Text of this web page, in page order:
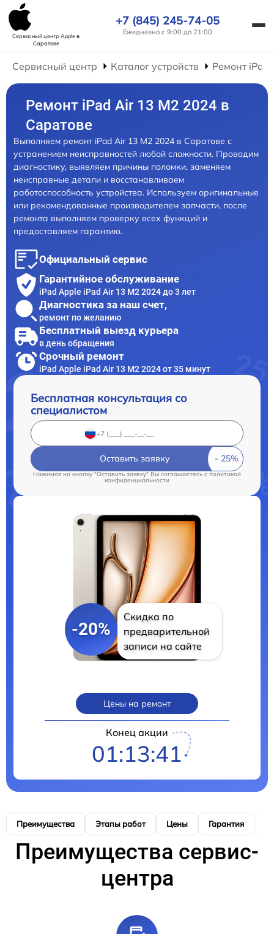
Сервисный центр Appleв
Саратове
+7 (845) 245-74-05
Ежедневно с 9:00 до 21:00
Сервисный центр Каталог устройств Ремонт iPad
Ремонт iPad Air 13 M2 2024 в
Саратове
Выполняем ремонт iPad Air 13 M2 2024 в Саратове с
устранением неисправностей любой сложности. Проводим
диагностику, выявляем причины поломки, заменяем
неисправные детали и восстанавливаем
работоспособность устройства. Используем оригинальные
или рекомендованные производителем запчасти, после
ремонта выполняем проверку всех функций и
предоставляем гарантию.
Официальный сервис
Гарантийное обслуживание
iPad Apple iPad Air 13 M2 2024 до 3 лет
Диагностика за наш счет,
ремонт по желанию
Бесплатный выезд курьера
в день обращения
Срочный ремонт
iPad Apple iPad Air 13 M2 2024 от 35 минут
Бесплатная консультация со
специалистом
Оставить заявку
Нажимая на кнопку "Оставить заявку" Вы соглашаетесь cполитикой
конфиденциальности
-20%
Скидка по
предварительной
записи на сайте
Цены на ремонт
Конец акции
01:13:40
Преимущества Этапы работ Цены Гарантия
Преимущества сервис-
центра